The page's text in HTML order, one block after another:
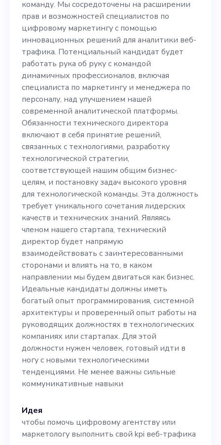
динамичных
профессионалов, включая
специалиста по маркетингу
и менеджера по персоналу,
над улучшением нашей
современной
аналитической платформы.
Обязанности технического
директора включают в
себя принятие решений,
связанных с технологиями,
разработку
технологической
стратегии,
соответствующей нашим
общим бизнес-целям, и
постановку задач высокого
уровня для
технологической команды.
Эта должность требует
уникального сочетания
лидерских качеств и
технических знаний.
Являясь членом нашего
команду. Мы сосредоточены на расширении
прав и возможностей специалистов по
цифровому маркетингу с помощью
инновационных решений для аналитики веб-
трафика. Потенциальный кандидат будет
работать рука об руку с командой
динамичных профессионалов, включая
специалиста по маркетингу и менеджера по
персоналу, над улучшением нашей
современной аналитической платформы.
Обязанности технического директора
включают в себя принятие решений,
связанных с технологиями, разработку
технологической стратегии,
соответствующей нашим общим бизнес-
целям, и постановку задач высокого уровня
для технологической команды. Эта должность
требует уникального сочетания лидерских
качеств и технических знаний. Являясь
членом нашего стартапа, технический
директор будет напрямую
взаимодействовать с заинтересованными
сторонами и влиять на то, в каком
направлении мы будем двигаться как бизнес.
Идеальные кандидаты должны иметь
богатый опыт программирования, системной
архитектуры и проверенный опыт работы на
руководящих должностях в технологических
компаниях или стартапах. Для этой
должности нужен человек, готовый идти в
ногу с новыми технологическими
тенденциями. Не менее важны сильные
коммуникативные навыки
Идея
чтобы помочь цифровому агентству или
маркетологу выполнить свой kpi веб-трафика